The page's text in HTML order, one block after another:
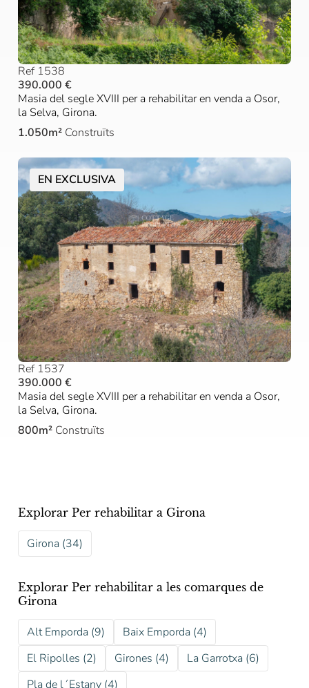
Ref 1538
390.000 €
Masia del segle XVIII per a rehabilitar en venda a Osor,
la Selva, Girona.
1.050m² Construïts
EN EXCLUSIVA
Ref 1537
390.000 €
Masia del segle XVIII per a rehabilitar en venda a Osor,
la Selva, Girona.
800m² Construïts
Explorar Per rehabilitar a Girona
Girona (34)
Explorar Per rehabilitar a les comarques de
Girona
Alt Emporda (9)
Baix Emporda (4)
El Ripolles (2)
Girones (4)
La Garrotxa (6)
Pla de l´Estany (4)